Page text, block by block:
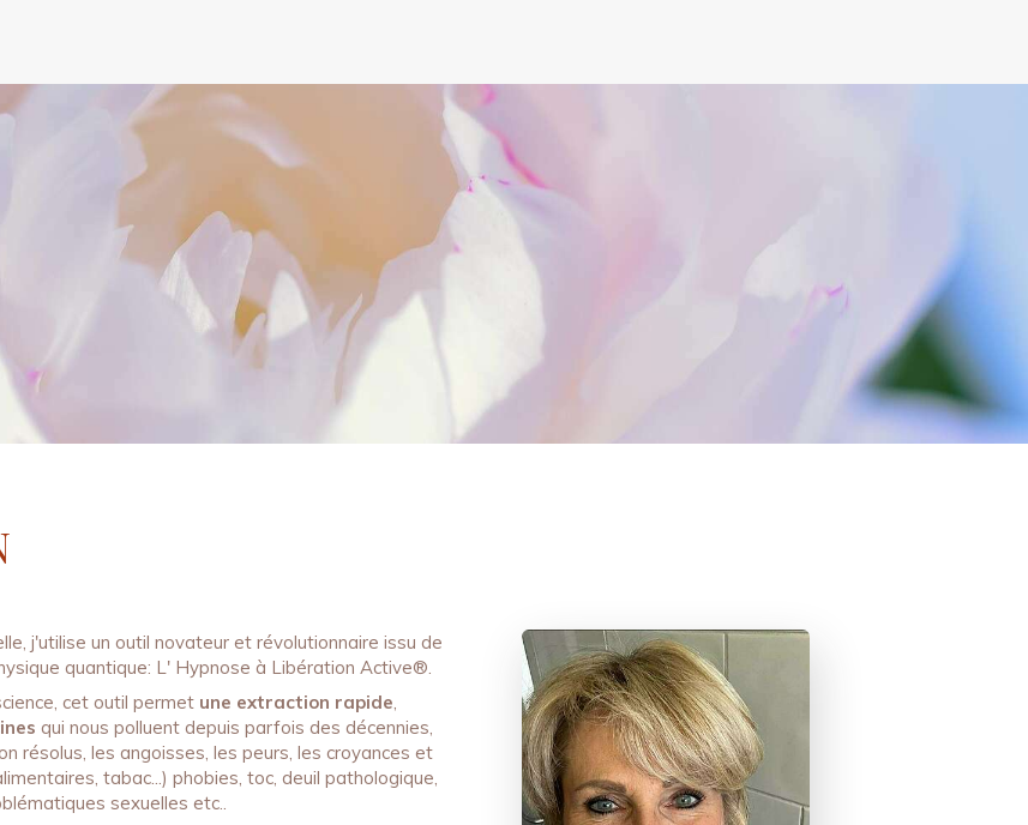
j'utilise un outil novateur et révolutionnaire issu de
quantique: L' Hypnose à Libération Active®.
cet outil permet une extraction rapide,
qui nous polluent depuis parfois des décennies,
résolus, les angoisses, les peurs, les croyances et
tabac...) phobies, toc, deuil pathologique,
sexuelles etc..